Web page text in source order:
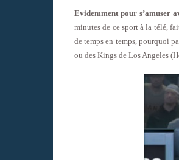
Evidemment pour s’amuser
minutes de ce sport à la télé,
de temps en temps, pourquoi
ou des Kings de Los Angeles